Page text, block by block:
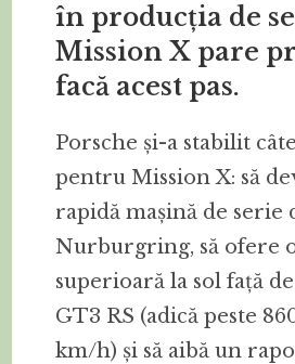
în producția de
Mission X pare
facă acest pas.
Porsche și-a stabilit
pentru Mission X: să
rapidă mașină de serie
Nurburgring, să ofere
superioară la sol față
GT3 RS (adică peste
km/h) și să aibă un